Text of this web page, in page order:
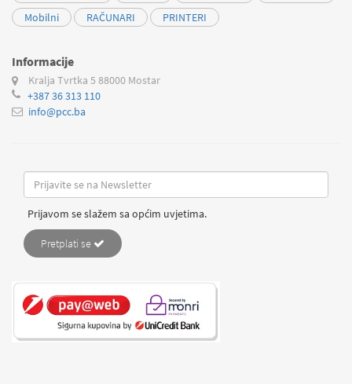
Mobilni
RAČUNARI PRINTERI
Informacije
Kralja Tvrtka 5 88000 Mostar
+387 36 313 110
info@pcc.ba
Prijavom se slažem sa općim uvjetima.
Pretplati se